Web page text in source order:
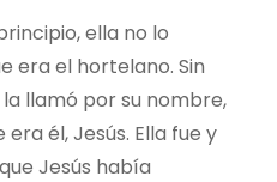
ella no lo
era el hortelano. Sin
llamó por su nombre,
él, Jesús. Ella fue y
Jesús había